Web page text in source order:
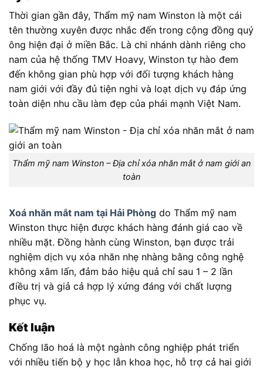
Thời gian gần đây, Thẩm mỹ nam Winston là một cái
tên thường xuyên được nhắc đến trong cộng đồng quý
ông hiện đại ở miền Bắc. Là chi nhánh dành riêng cho
nam của hệ thống TMV Hoavy, Winston tự hào đem
đến không gian phù hợp với đối tượng khách hàng
nam giới với đầy đủ tiện nghi và loạt dịch vụ đáp ứng
toàn diện nhu cầu làm đẹp của phái mạnh Việt Nam.
Thẩm mỹ nam Winston – Địa chỉ xóa nhăn mắt ở nam giới an
toàn
Xoá nhăn mắt nam tại Hải Phòng do Thẩm mỹ nam
Winston thực hiện được khách hàng đánh giá cao về
nhiều mặt. Đồng hành cùng Winston, bạn được trải
nghiệm dịch vụ xóa nhăn nhẹ nhàng bằng công nghệ
không xâm lấn, đảm bảo hiệu quả chỉ sau 1 – 2 lần
điều trị và giả cả hợp lý xứng đáng với chất lượng
phục vụ.
Kết luận
Chống lão hoá là một ngành công nghiệp phát triển
với nhiều tiến bộ y học lẫn khoa học, hỗ trợ cả hai giới